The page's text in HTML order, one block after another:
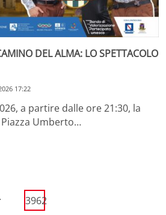
DEL ALMA: LO SPETTACOLO
17:22
a partire dalle ore 21:30, la
Umberto…
3962